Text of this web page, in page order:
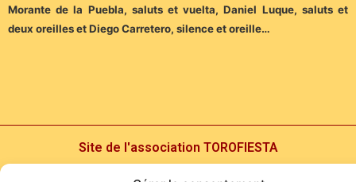
Morante de la Puebla, saluts et vuelta, Daniel Luque, saluts et
deux oreilles et Diego Carretero, silence et oreille…
Site de l'association TOROFIESTA